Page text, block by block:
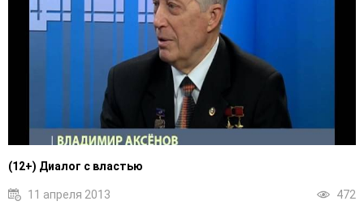
(12+) Диалог с властью
11 апреля 2013 472